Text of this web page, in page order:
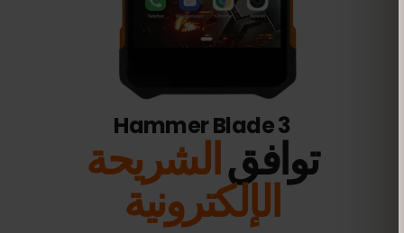
Hammer Blade 3
توافقالشريحة
الإلكترونية